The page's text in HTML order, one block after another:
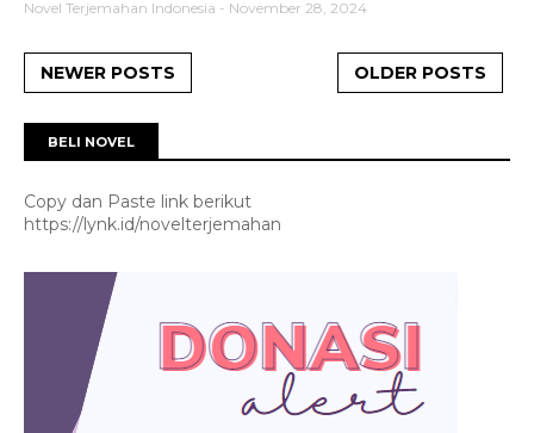
Novel Terjemahan Indonesia - November 28, 2024
NEWER POSTS OLDER POSTS
BELI NOVEL
Copy dan Paste link berikut
https://lynk.id/novelterjemahan